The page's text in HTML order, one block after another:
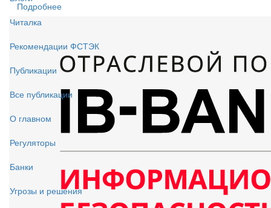
Читалка
Рекомендации ФСТЭК
Публикации
Все публикации
О главном
Регуляторы
Банки
Угрозы и решения
Подробнее